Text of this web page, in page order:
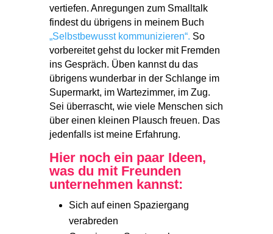
vertiefen. Anregungen zum Smalltalk
findest du übrigens in meinem Buch
„Selbstbewusst kommunizieren“. So
vorbereitet gehst du locker mit Fremden
ins Gespräch. Üben kannst du das
übrigens wunderbar in der Schlange im
Supermarkt, im Wartezimmer, im Zug.
Sei überrascht, wie viele Menschen sich
über einen kleinen Plausch freuen. Das
jedenfalls ist meine Erfahrung.
Hier noch ein paar Ideen,
was du mit Freunden
unternehmen kannst:
Sich auf einen Spaziergang
verabreden